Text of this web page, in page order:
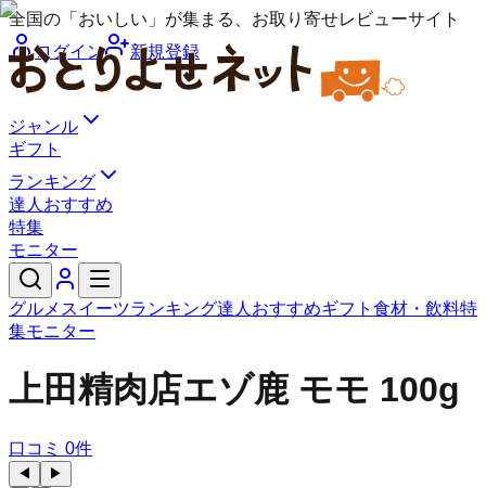
全国の「おいしい」が集まる、お取り寄せレビューサイト
ログイン
新規登録
ジャンル
ギフト
ランキング
達人おすすめ
特集
モニター
グルメ スイーツランキング達人おすすめギフト 食材・飲料特
集モニター
上田精肉店エゾ鹿 モモ 100g
口コミ 0件
◀
▶